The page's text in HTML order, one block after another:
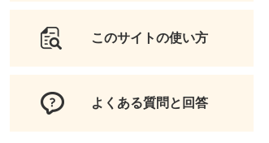
このサイトの使い方
よくある質問と回答